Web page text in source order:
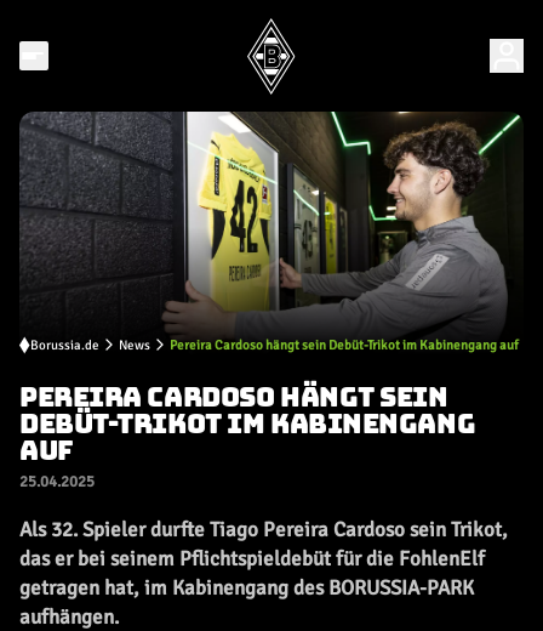
Borussia.de News Pereira Cardoso hängt sein Debüt-Trikot im Kabinengang auf
PEREIRA CARDOSO HÄNGT SEIN
DEBÜT-TRIKOT IM KABINENGANG
AUF
25.04.2025
Als 32. Spieler durfte Tiago Pereira Cardoso sein Trikot,
das er bei seinem Pflichtspieldebüt für die FohlenElf
getragen hat, im Kabinengang des BORUSSIA-PARK
aufhängen.